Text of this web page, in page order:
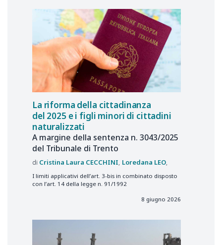
La riforma della cittadinanza
del 2025 e i figli minori di cittadini
naturalizzati
A margine della sentenza n. 3043/2025
del Tribunale di Trento
Cristina Laura CECCHINI Loredana LEO
I limiti applicativi dell’art. 3-bis in combinato disposto
con l’art. 14 della legge n. 91/1992
8 giugno 2026